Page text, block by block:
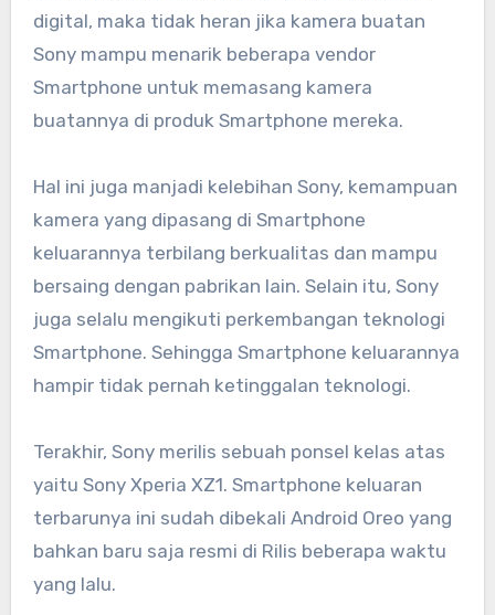
digital, maka tidak heran jika kamera buatan
Sony mampu menarik beberapa vendor
Smartphone untuk memasang kamera
buatannya di produk Smartphone mereka.
Hal ini juga manjadi kelebihan Sony, kemampuan
kamera yang dipasang di Smartphone
keluarannya terbilang berkualitas dan mampu
bersaing dengan pabrikan lain. Selain itu, Sony
juga selalu mengikuti perkembangan teknologi
Smartphone. Sehingga Smartphone keluarannya
hampir tidak pernah ketinggalan teknologi.
Terakhir, Sony merilis sebuah ponsel kelas atas
yaitu Sony Xperia XZ1. Smartphone keluaran
terbarunya ini sudah dibekali Android Oreo yang
bahkan baru saja resmi di Rilis beberapa waktu
yang lalu.